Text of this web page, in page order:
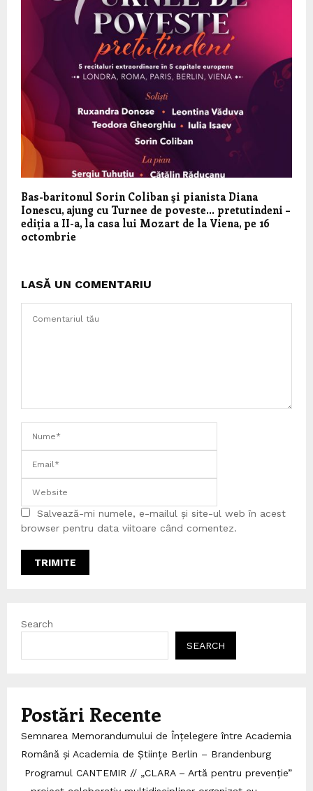
Bas-baritonul Sorin Coliban şi pianista Diana
Ionescu, ajung cu Turnee de poveste… pretutindeni –
ediția a II-a, la casa lui Mozart de la Viena, pe 16
octombrie
LASĂ UN COMENTARIU
Salvează-mi numele, e-mailul și site-ul web în acest
browser pentru data viitoare când comentez.
Search
SEARCH
Postări Recente
Semnarea Memorandumului de Înțelegere între Academia
Română și Academia de Științe Berlin – Brandenburg
Programul CANTEMIR // „CLARA – Artă pentru prevenție”